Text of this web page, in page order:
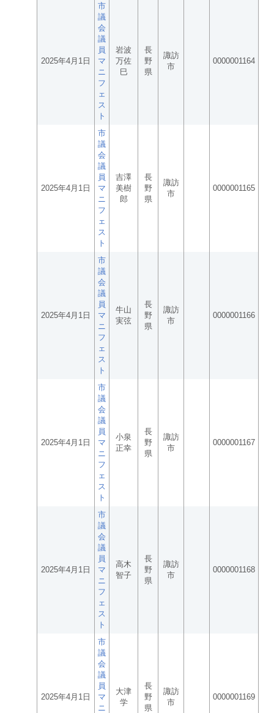
2025年4月1日
市
議
会
議
員
マ
ニ
フ
ェ
ス
ト
岩波
万佐
巳
長
野
県
諏訪
市
0000001164
2025年4月1日
市
議
会
議
員
マ
ニ
フ
ェ
ス
ト
吉澤
美樹
郎
長
野
県
諏訪
市
0000001165
2025年4月1日
市
議
会
議
員
マ
ニ
フ
ェ
ス
ト
牛山
実弦
長
野
県
諏訪
市
0000001166
2025年4月1日
市
議
会
議
員
マ
ニ
フ
ェ
ス
ト
小泉
正幸
長
野
県
諏訪
市
0000001167
2025年4月1日
市
議
会
議
員
マ
ニ
フ
ェ
ス
ト
高木
智子
長
野
県
諏訪
市
0000001168
2025年4月1日
市
議
会
議
員
マ
ニ
大津
学
長
野
県
諏訪
市
0000001169